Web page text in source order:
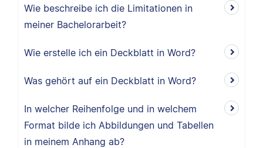
Wie beschreibe ich die Limitationen in
meiner Bachelorarbeit?
Wie erstelle ich ein Deckblatt in Word?
Was gehört auf ein Deckblatt in Word?
In welcher Reihenfolge und in welchem
Format bilde ich Abbildungen und Tabellen
in meinem Anhang ab?